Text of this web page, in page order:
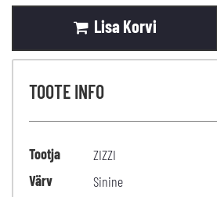
Lisa Korvi
TOOTE INFO
Tootja
ZIZZI
Värv
Sinine